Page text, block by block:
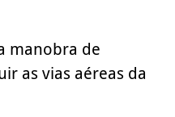
manobra de
as vias aéreas da